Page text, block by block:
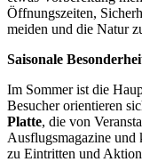
Öffnungszeiten,
meiden und die Natur
Saisonale
Im Sommer ist die
Besucher orientieren
Platte, die von
Ausflugsmagazine und
zu Eintritten und